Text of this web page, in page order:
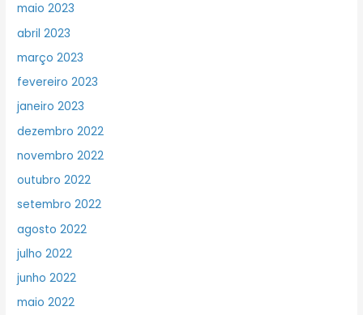
maio 2023
abril 2023
março 2023
fevereiro 2023
janeiro 2023
dezembro 2022
novembro 2022
outubro 2022
setembro 2022
agosto 2022
julho 2022
junho 2022
maio 2022